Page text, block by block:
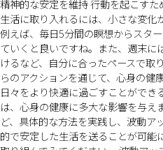
精神的な安定を維持 行動を起こす
生活に取り入れるには、小さな変化
例えば、毎日5分間の瞑想からスタ
ていくと良いですね。また、週末に
けるなど、自分に合ったペースで取
らのアクションを通じて、心身の健
日々をより快適に過ごすことができ
は、心身の健康に多大な影響を与え
ど、具体的な方法を実践し、波動ア
的で安定した生活を送ることが可能